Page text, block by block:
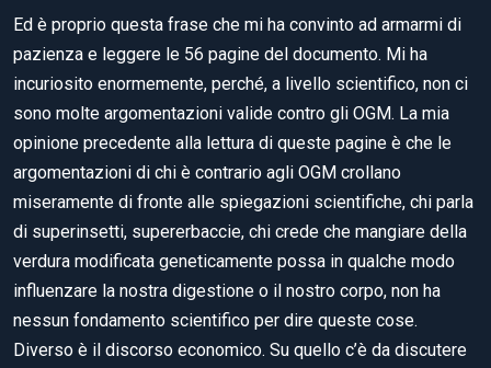
Ed è proprio questa frase che mi ha convinto ad armarmi di
pazienza e leggere le 56 pagine del documento. Mi ha
incuriosito enormemente, perché, a livello scientifico, non ci
sono molte argomentazioni valide contro gli OGM. La mia
opinione precedente alla lettura di queste pagine è che le
argomentazioni di chi è contrario agli OGM crollano
miseramente di fronte alle spiegazioni scientifiche, chi parla
di superinsetti, supererbaccie, chi crede che mangiare della
verdura modificata geneticamente possa in qualche modo
influenzare la nostra digestione o il nostro corpo, non ha
nessun fondamento scientifico per dire queste cose.
Diverso è il discorso economico. Su quello c’è da discutere